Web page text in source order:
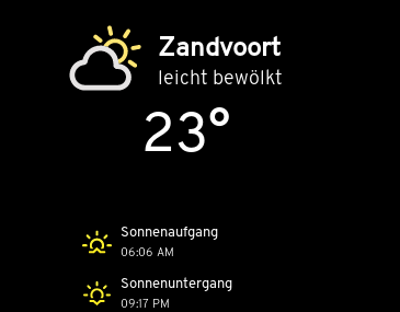
Zandvoort
leicht bewölkt
23°
Sonnenaufgang
06:06 AM
Sonnenuntergang
09:17 PM